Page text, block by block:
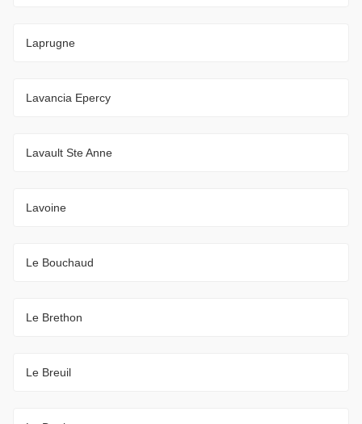
Laprugne
Lavancia Epercy
Lavault Ste Anne
Lavoine
Le Bouchaud
Le Brethon
Le Breuil